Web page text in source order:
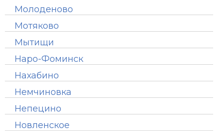
Молоденово
Мотяково
Мытищи
Наро-Фоминск
Нахабино
Немчиновка
Непецино
Новленское